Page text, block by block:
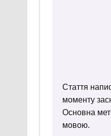
Стаття
моменту
Основна
мовою.